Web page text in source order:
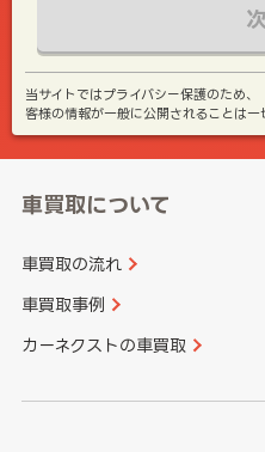
当サイトではプライバシー保護のため
客様の情報が一般に公開されることは一
車買取について
車買取の流れ
車買取事例
カーネクストの車買取